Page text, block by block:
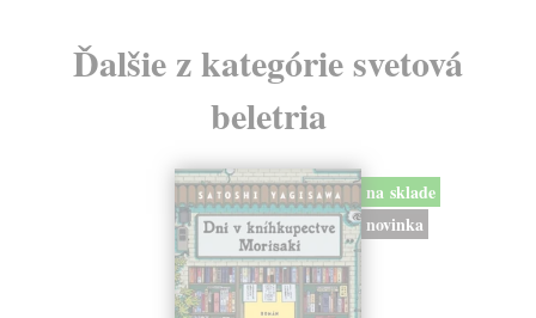
Ďalšie z kategórie svetová
beletria
na sklade
novinka